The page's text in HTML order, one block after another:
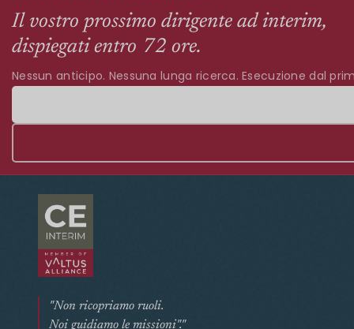
Il vostro prossimo dirigente ad interim,
dispiegati entro 72 ore.
Nessun anticipo. Nessuna lunga ricerca. Esecuzione dal
"Non ricopriamo ruoli.
Noi guidiamo le missioni"."